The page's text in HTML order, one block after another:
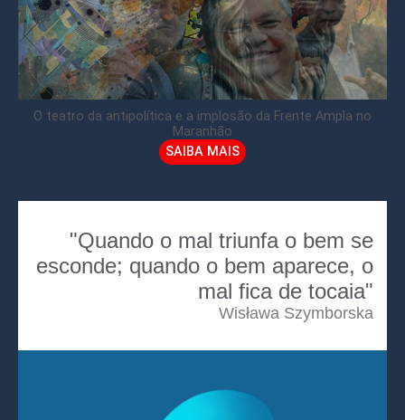
O teatro da antipolítica e a implosão da Frente Ampla no
Maranhão
SAIBA MAIS
"Quando o mal triunfa o bem se
esconde; quando o bem aparece, o
mal fica de tocaia"
Wisława Szymborska